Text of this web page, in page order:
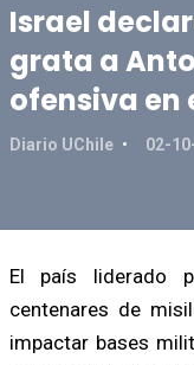
Israel
grata a
ofensiva en
Diario UChile 02-
El país liderado
centenares de
impactar bases